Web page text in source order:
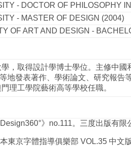
- DOCTOR OF PHILOSOPHY
- MASTER OF DESIGN (2004)
OF ART AND DESIGN -
，取得設計學博士學位。主修中
地發表著作、學術論文、研究報
理工學院藝術高等學校任職。
》no.111。三度出版有
東京字體指導俱樂部 VOL.35 中文